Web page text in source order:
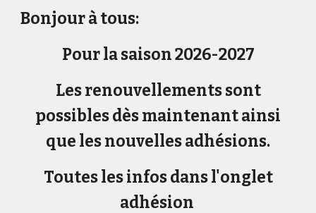
Bonjour à tous:
Pour la saison 2026-2027
Les renouvellements sont
possibles dès maintenant ainsi
que les nouvelles adhésions.
Toutes les infos dans l'onglet
adhésion